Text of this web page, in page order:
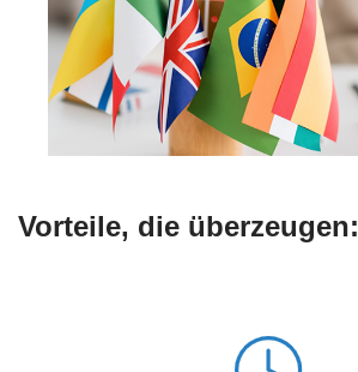
Vorteile, die überzeugen: